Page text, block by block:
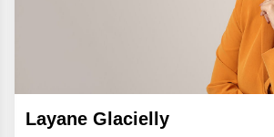
Layane Glacielly